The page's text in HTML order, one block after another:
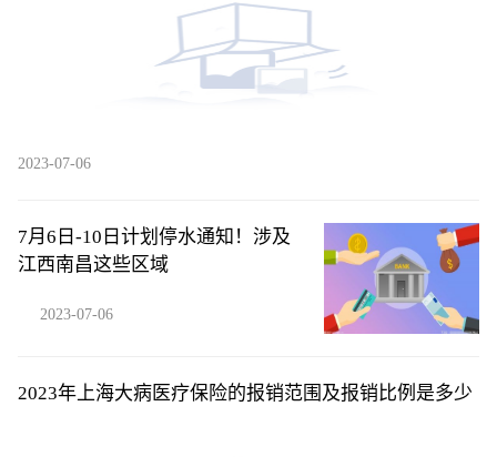
2023-07-06
7月6日-10日计划停水通知！涉及
江西南昌这些区域
2023-07-06
2023年上海大病医疗保险的报销范围及报销比例是多少